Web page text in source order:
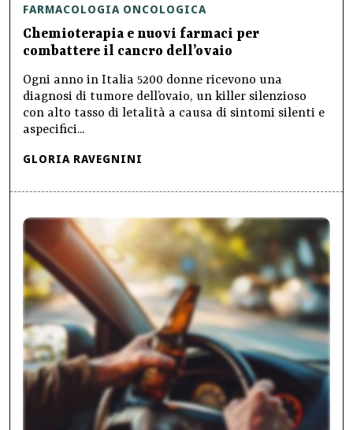
FARMACOLOGIA ONCOLOGICA
Chemioterapia e nuovi farmaci per
combattere il cancro dell’ovaio
Ogni anno in Italia 5200 donne ricevono una
diagnosi di tumore dell’ovaio, un killer silenzioso
con alto tasso di letalità a causa di sintomi silenti e
aspecifici...
GLORIA RAVEGNINI